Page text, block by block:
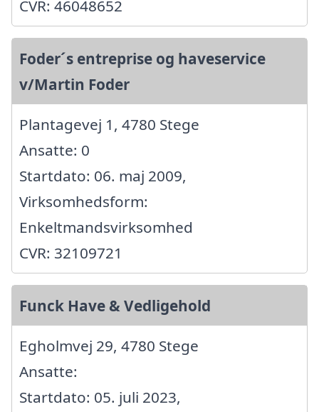
CVR: 46048652
Foder´s entreprise og haveservice
v/Martin Foder
Plantagevej 1, 4780 Stege
Ansatte: 0
Startdato: 06. maj 2009,
Virksomhedsform:
Enkeltmandsvirksomhed
CVR: 32109721
Funck Have & Vedligehold
Egholmvej 29, 4780 Stege
Ansatte:
Startdato: 05. juli 2023,